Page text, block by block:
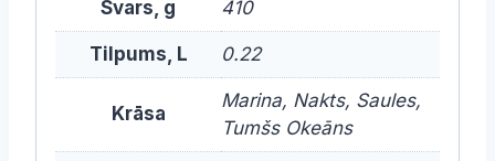
Svars, g 410
Tilpums, L 0.22
Krāsa
Marina, Nakts, Saules,
Tumšs Okeāns